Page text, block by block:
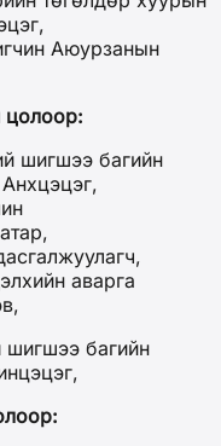
Аюурзанын
цолоор:
шигшээ багийн
аварга
багийн